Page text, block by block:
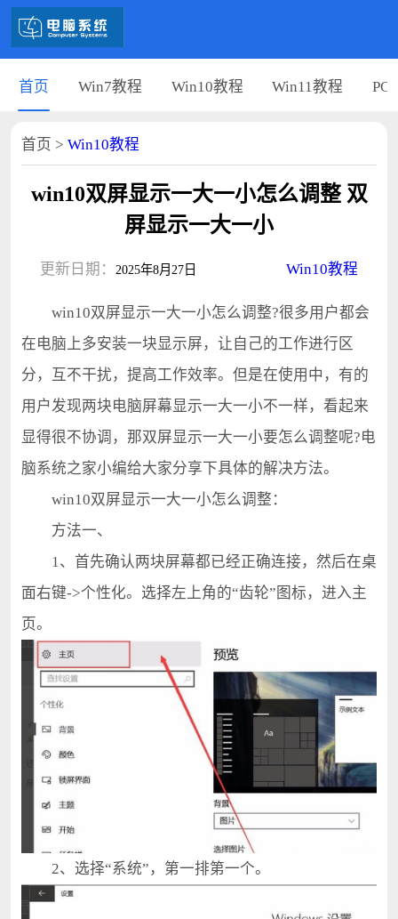
首页 Win7教程 Win10教程 Win11教程 PC
首页 > Win10教程
win10双屏显示一大一小怎么调整 双
屏显示一大一小
更新日期： 2025年8月27日 Win10教程
win10双屏显示一大一小怎么调整?很多用户都会
在电脑上多安装一块显示屏，让自己的工作进行区
分，互不干扰，提高工作效率。但是在使用中，有的
用户发现两块电脑屏幕显示一大一小不一样，看起来
显得很不协调，那双屏显示一大一小要怎么调整呢?电
脑系统之家小编给大家分享下具体的解决方法。
win10双屏显示一大一小怎么调整：
方法一、
1、首先确认两块屏幕都已经正确连接，然后在桌
面右键->个性化。选择左上角的“齿轮”图标，进入主
页。
2、选择“系统”，第一排第一个。